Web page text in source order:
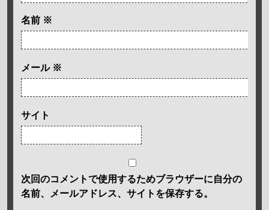
名前 ※
メール ※
サイト
次回のコメントで使用するためブラウザーに自分の
名前、メールアドレス、サイトを保存する。